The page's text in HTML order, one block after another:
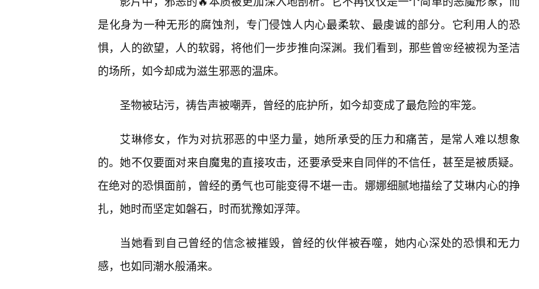
是化身为一种无形的腐蚀剂，专门侵蚀人内心最柔软、最虔诚的部分。它利用人的恐
惧，人的欲望，人的软弱，将他们一步步推向深渊。我们看到，那些曾🌸经被视为圣洁
的场所，如今却成为滋生邪恶的温床。
圣物被玷污，祷告声被嘲弄，曾经的庇护所，如今却变成了最危险的牢笼。
艾琳修女，作为对抗邪恶的中坚力量，她所承受的压力和痛苦，是常人难以想象
的。她不仅要面对来自魔鬼的直接攻击，还要承受来自同伴的不信任，甚至是被质疑。
在绝对的恐惧面前，曾经的勇气也可能变得不堪一击。娜娜细腻地描绘了艾琳内心的挣
扎，她时而坚定如磐石，时而犹豫如浮萍。
当她看到自己曾经的信念被摧毁，曾经的伙伴被吞噬，她内心深处的恐惧和无力
感，也如同潮水般涌来。